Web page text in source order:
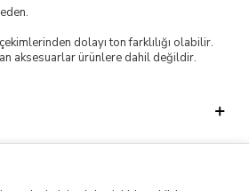
dolayı ton farklılığı olabilir.
aksesuarlar ürünlere dahil değildir.